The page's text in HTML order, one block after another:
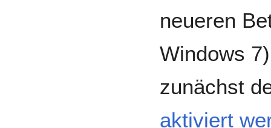
neueren
Windows
zunächst
aktiviert